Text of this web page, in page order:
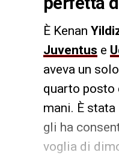
È Kenan
Juventus e
aveva un
quarto posto
mani. È
gli ha
voglia di